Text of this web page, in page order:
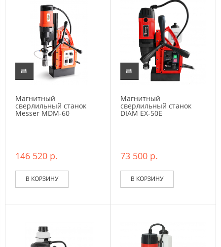
Магнитный
сверлильный станок
Messer MDM-60
146 520 р.
В КОРЗИНУ
Магнитный
сверлильный станок
DIAM EX-50E
73 500 р.
В КОРЗИНУ